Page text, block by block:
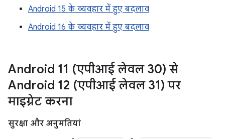
Android 15 के व्यवहार में हुए बदलाव
Android 16 के व्यवहार में हुए बदलाव
Android 11 (एपीआई लेवल 30) से
Android 12 (एपीआई लेवल 31) पर
माइग्रेट करना
सुरक्षा और अनुमतियां